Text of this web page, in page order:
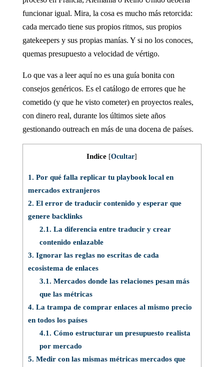
funcionar igual. Mira, la cosa es mucho más retorcida:
cada mercado tiene sus propios ritmos, sus propios
gatekeepers y sus propias manías. Y si no los conoces,
quemas presupuesto a velocidad de vértigo.
Lo que vas a leer aquí no es una guía bonita con
consejos genéricos. Es el catálogo de errores que he
cometido (y que he visto cometer) en proyectos reales,
con dinero real, durante los últimos siete años
gestionando outreach en más de una docena de países.
Indice [Ocultar]
1. Por qué falla replicar tu playbook local en
mercados extranjeros
2. El error de traducir contenido y esperar que
genere backlinks
2.1. La diferencia entre traducir y crear
contenido enlazable
3. Ignorar las reglas no escritas de cada
ecosistema de enlaces
3.1. Mercados donde las relaciones pesan más
que las métricas
4. La trampa de comprar enlaces al mismo precio
en todos los países
4.1. Cómo estructurar un presupuesto realista
por mercado
5. Medir con las mismas métricas mercados que